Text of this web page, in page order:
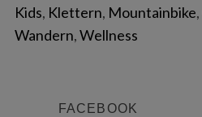
Kids, Klettern, Mountainbike,
Wandern,Wellness
FACEBOOK